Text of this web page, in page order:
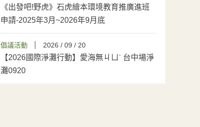
《出發吧!野虎》石虎繪本環境教育推廣進班
申請-2025年3月~2026年9月底
倡議活動 2026 / 09 / 20
【2026國際淨灘行動】愛海無ㄐㄩˋ 台中場淨
灘0920